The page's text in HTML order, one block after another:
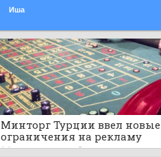
Иша
Минторг Турции ввел новые
ограничения на рекламу
азартных игр и астрологов
14 часов назад 0